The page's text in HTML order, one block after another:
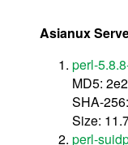
Asianux
perl-
MD5:
SHA-
Size:
perl-